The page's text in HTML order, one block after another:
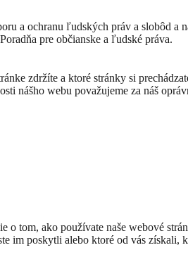
a ochranu ľudských práv a slobôd a
pre občianske a ľudské práva.
zdržíte a ktoré stránky si
nášho webu považujeme za náš
tom, ako používate naše webové
im poskytli alebo ktoré od vás získali,